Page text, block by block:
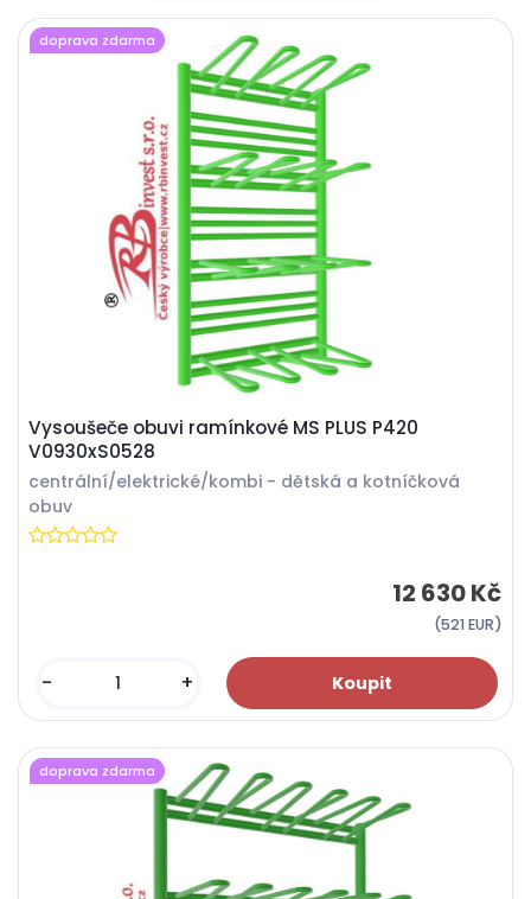
Vysoušeče obuvi ramínkové MS PLUS P420
V0930xS0528
centrální/elektrické/kombi - dětská a kotníčková
obuv
12 630 Kč
(521 EUR)
- +
doprava zdarma
doprava zdarma